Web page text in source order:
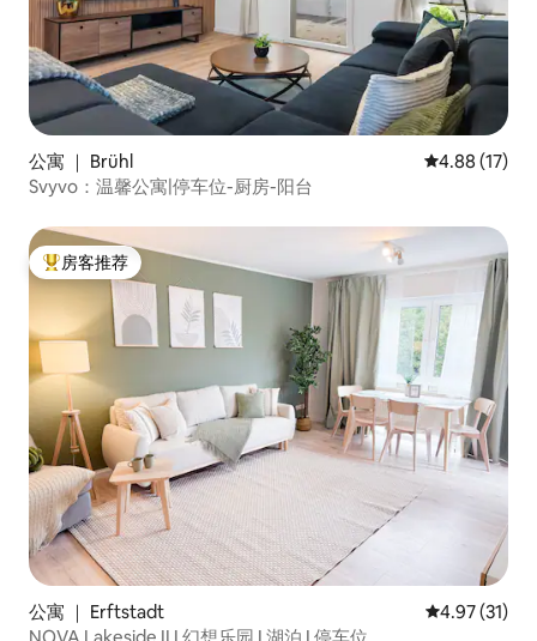
公寓 ｜ Brühl 平均评分
4.88 (17)
Svyvo：温馨公寓|停车位-厨房-阳台
热门「房客推荐」
房客推荐
公寓 ｜ Erftstadt 平均评分
4.97 (31)